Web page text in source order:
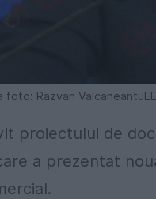
foto: Razvan
proiectului de
a prezentat